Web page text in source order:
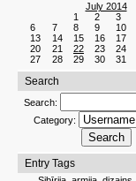
July 2014
1
2 3
6
7 8 9 10
13
14 15 16 17
20
21 22 23 24
27
28 29 30 31
Search
Search:
Category:
Entry Tags